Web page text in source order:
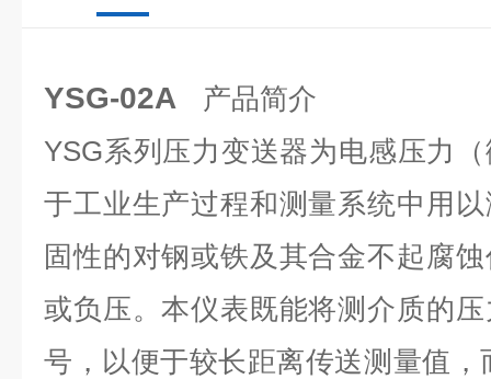
YSG-02A
产品简介
YSG系列压力变送器为电感压力
于工业生产过程和测量系统中用
固性的对钢或铁及其合金不起腐
或负压。本仪表既能将测介质的
号，以便于较长距离传送测量值